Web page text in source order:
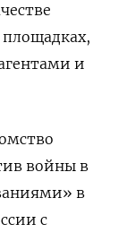
и
войны в
в
с